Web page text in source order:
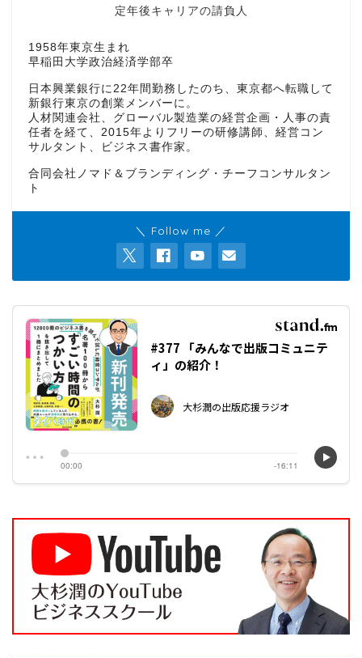
定年後キャリアの請負人
1958年東京生まれ
早稲田大学政治経済学部卒
日本興業銀行に22年間勤務したのち、東京都へ転職して
新銀行東京の創業メンバーに。
人材関連会社、グローバル製造業の経営企画・人事の責
任者を経て、2015年よりフリーの研修講師、経営コン
サルタント、ビジネス書作家。
合同会社ノマド＆ブランディング・チーフコンサルタン
ト
＼ Follow me ／